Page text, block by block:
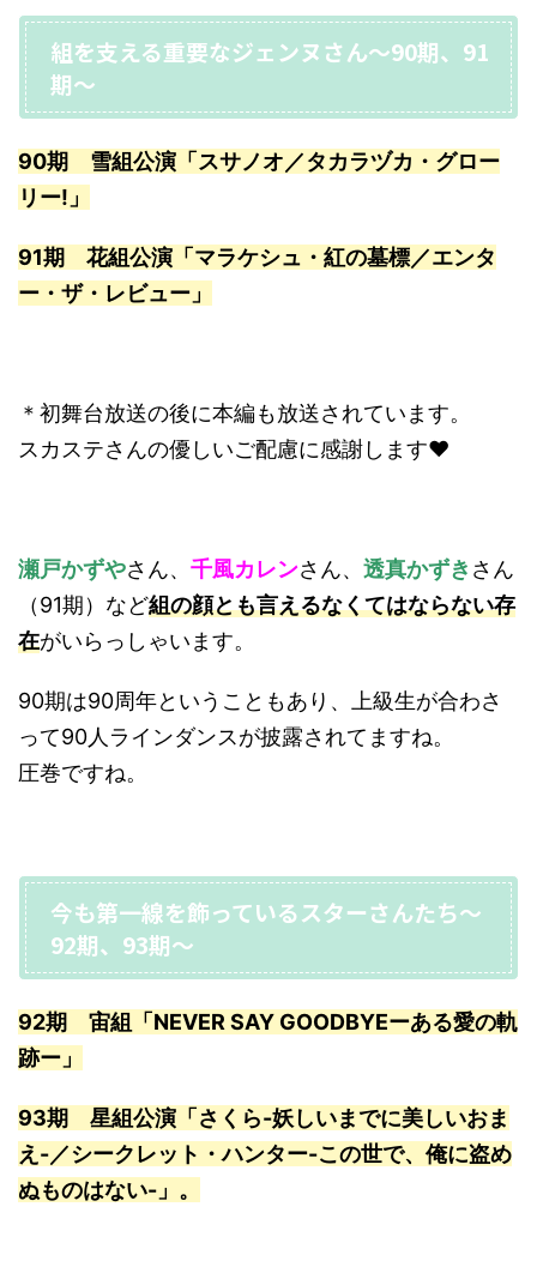
組を支える重要なジェンヌさん〜90期、91
期〜
90期 雪組公演「スサノオ／タカラヅカ・グロー
リー!」
91期 花組公演「マラケシュ・紅の墓標／エンタ
ー・ザ・レビュー」
＊初舞台放送の後に本編も放送されています。
スカステさんの優しいご配慮に感謝します❤︎
瀬戸かずやさん、 千風カレンさん、 透真かずき さん
（91期）など組の顔とも言えるなくてはならない存
在がいらっしゃいます。
90期は90周年ということもあり、上級生が合わさ
って90人ラインダンスが披露されてますね。
圧巻ですね。
今も第一線を飾っているスターさんたち〜
92期、93期〜
92期 宙組「NEVER SAY GOODBYEーある愛の軌
跡ー」
93期 星組公演「さくら-妖しいまでに美しいおま
え-／シークレット・ハンター-この世で、俺に盗め
ぬものはない-」。